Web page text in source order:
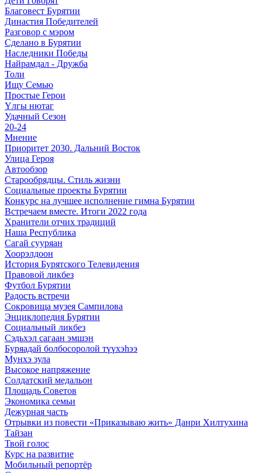
Благовест Бурятии
Династия Победителей
Разговор с мэром
Сделано в Бурятии
Наследники Победы
Найрамдал - Дружба
Толи
Ищу Cемью
Простые Герои
Үлгы нютаг
Удачный Сезон
20-24
Мнение
Приоритет 2030. Дальний Восток
Улица Героя
Автообзор
Старообрядцы. Cтиль жизни
Социальные проекты Бурятии
Конкурс на лучшее исполнение гимна Бурятии
Встречаем вместе. Итоги 2022 года
Хранители отчих традиций
Наша Республика
Сагай сууряан
Хоорэлдоон
История Бурятского Телевидения
Правовой ликбез
Футбол Бурятии
Радость встречи
Сокровища музея Сампилова
Энциклопедия Бурятии
Социальный ликбез
Сэдьхэл сагаан эмшэн
Буряадай болбосоролой түүхэhээ
Мунхэ зула
Высокое напряжение
Солдатский медальон
Площадь Советов
Экономика семьи
Дежурная часть
Отрывки из повести «Приказываю жить» Данри Хилтухина
Тайзан
Твой голос
Курс на развитие
Мобильный репортёр